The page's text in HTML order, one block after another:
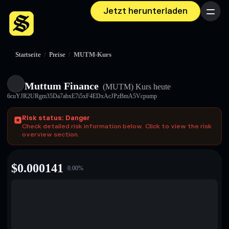
Jetzt herunterladen Menü
Startseite / Preise / MUTM-Kurs
Muttum Finance (MUTM) Kurs heute
6cuYJR2URgm35Da7abxE7i5xF4EDxAcJPzBmA5Vcpump
Risk status: Danger
Check detailed risk information below. Click to view the risk
overview section.
$0.000141 0.00%